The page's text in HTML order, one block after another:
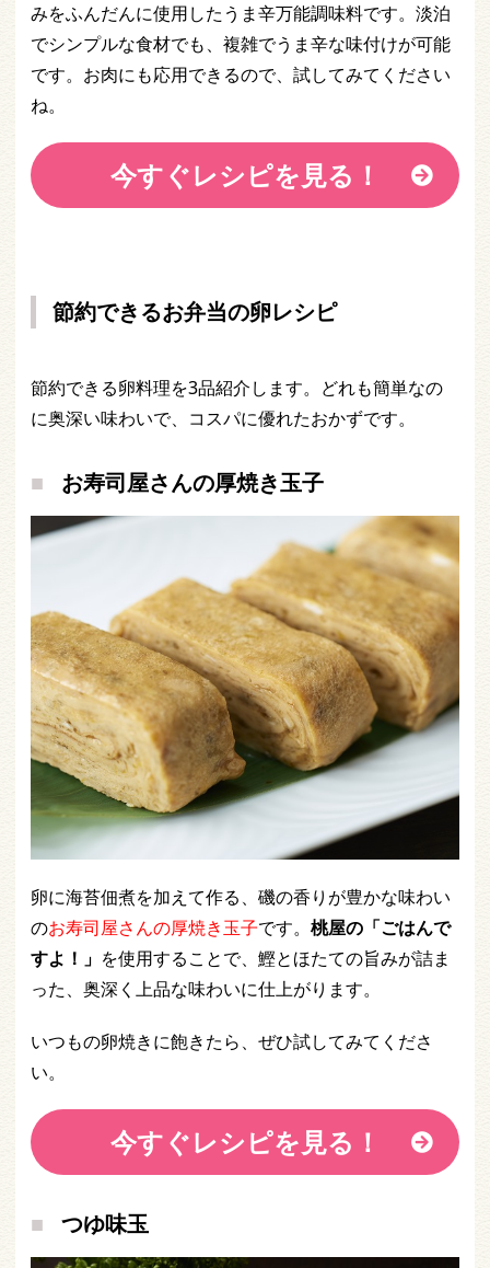
みをふんだんに使用したうま辛万能調味料です。淡泊
でシンプルな食材でも、複雑でうま辛な味付けが可能
です。お肉にも応用できるので、試してみてください
ね。
今すぐレシピを見る！
節約できるお弁当の卵レシピ
節約できる卵料理を3品紹介します。どれも簡単なの
に奥深い味わいで、コスパに優れたおかずです。
お寿司屋さんの厚焼き玉子
卵に海苔佃煮を加えて作る、磯の香りが豊かな味わい
のお寿司屋さんの厚焼き玉子です。 桃屋の「ごはんで
すよ！」 を使用することで、鰹とほたての旨みが詰ま
った、奥深く上品な味わいに仕上がります。
いつもの卵焼きに飽きたら、ぜひ試してみてくださ
い。
今すぐレシピを見る！
つゆ味玉